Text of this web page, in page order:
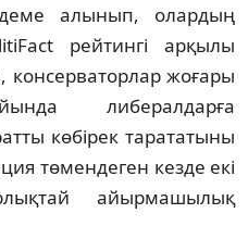
алынып, олардың
рейтингі арқылы
консерваторлар жоғары
либералдарға
көбірек тарататыны
төмендеген кезде екі
айырмашылық